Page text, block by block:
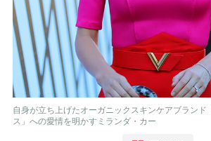
自身が立ち上げたオーガニックスキンケアブランド
ス」への愛情を明かすミランダ・カー